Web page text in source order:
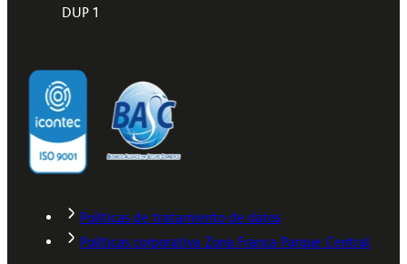
DUP 1
Políticas de tratamiento de datos
Políticas corporativa Zona Franca Parque Central